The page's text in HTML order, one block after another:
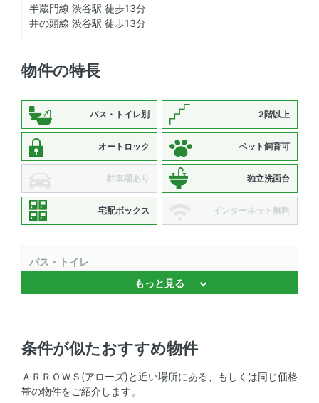
半蔵門線 渋谷駅 徒歩13分
井の頭線 渋谷駅 徒歩13分
物件の特長
バス・トイレ別 2階以上
オートロック ペット飼育可
駐車場あり 独立洗面台
宅配ボックス インターネット無料
バス・トイレ
バストイレ別 、 追焚機能 、 浴室乾燥機 、 温水洗浄便座
セキュリティ
もっと見る
条件が似たおすすめ物件
ＡＲＲＯＷＳ(アローズ)と近い場所にある、もしくは同じ価格
帯の物件をご紹介します。